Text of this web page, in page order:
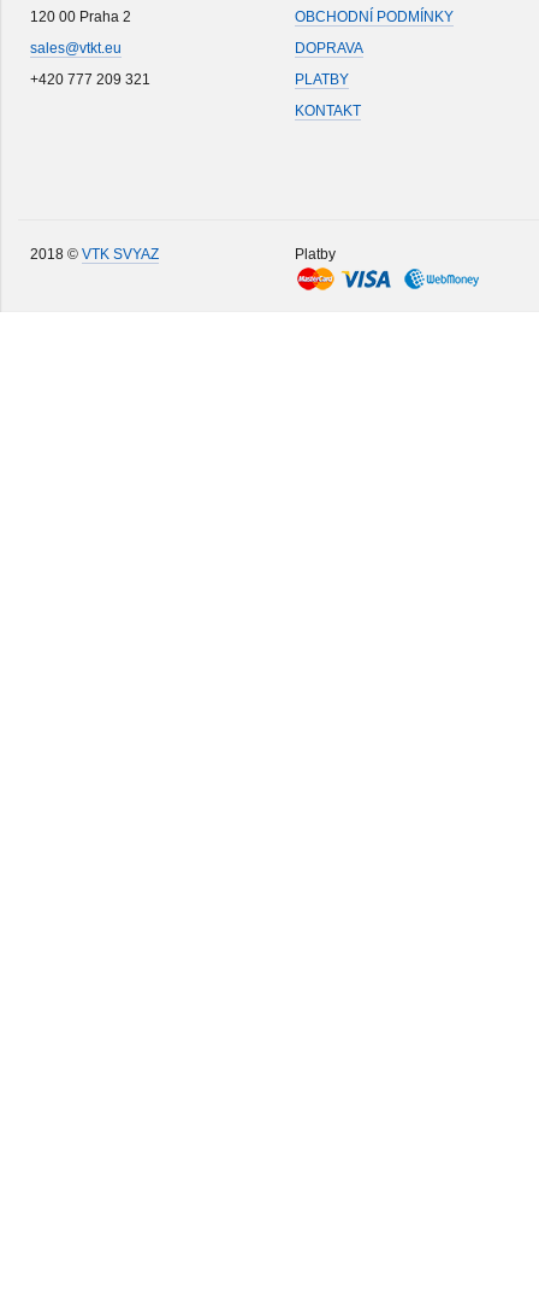
120 00 Praha 2
sales@vtkt.eu
+420 777 209 321
OBCHODNÍ PODMÍNKY
DOPRAVA
PLATBY
KONTAKT
2018 © VTK SVYAZ Platby